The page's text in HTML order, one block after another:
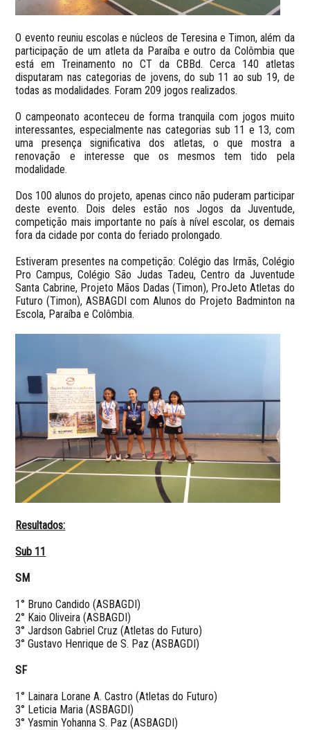
O evento reuniu escolas e núcleos de Teresina e Timon, além da
participação de um atleta da Paraíba e outro da Colômbia que
está em Treinamento no CT da CBBd. Cerca 140 atletas
disputaram nas categorias de jovens, do sub 11 ao sub 19, de
todas as modalidades. Foram 209 jogos realizados.
O campeonato aconteceu de forma tranquila com jogos muito
interessantes, especialmente nas categorias sub 11 e 13, com
uma presença significativa dos atletas, o que mostra a
renovação e interesse que os mesmos tem tido pela
modalidade.
Dos 100 alunos do projeto, apenas cinco não puderam participar
deste evento. Dois deles estão nos Jogos da Juventude,
competição mais importante no país à nível escolar, os demais
fora da cidade por conta do feriado prolongado.
Estiveram presentes na competição: Colégio das Irmãs, Colégio
Pro Campus, Colégio São Judas Tadeu, Centro da Juventude
Santa Cabrine, Projeto Mãos Dadas (Timon), ProJeto Atletas do
Futuro (Timon), ASBAGDI com Alunos do Projeto Badminton na
Escola, Paraíba e Colômbia.
Resultados:
Sub 11
SM
1° Bruno Candido (ASBAGDI)
2° Kaio Oliveira (ASBAGDI)
3° Jardson Gabriel Cruz (Atletas do Futuro)
3° Gustavo Henrique de S. Paz (ASBAGDI)
SF
1° Lainara Lorane A. Castro (Atletas do Futuro)
3° Leticia Maria (ASBAGDI)
3° Yasmin Yohanna S. Paz (ASBAGDI)